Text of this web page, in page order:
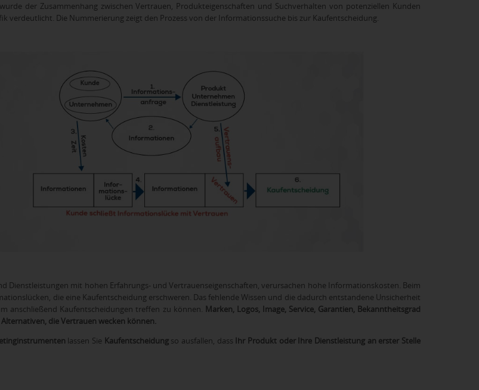
der Zusammenhang zwischen Vertrauen, Produkteigenschaften und Suchverhalten von potenziellen Kunden
verdeutlicht. Die Nummerierung zeigt den Prozess von der Informationssuche bis zur Kaufentscheidung.
Dienstleistungen mit hohen Erfahrungs- und Vertrauenseigenschaften, verursachen hohe Informationskosten. Beim
die eine Kaufentscheidung erschweren. Das fehlende Wissen und die dadurch entstandene Unsicherheit
anschließend Kaufentscheidungen treffen zu können. Marken, Logos, Image, Service, Garantien, Bekanntheitsgrad
die Vertrauen wecken können.
lassen Sie Kaufentscheidungso ausfallen, dass Ihr Produkt oder Ihre Dienstleistung an erster Stelle